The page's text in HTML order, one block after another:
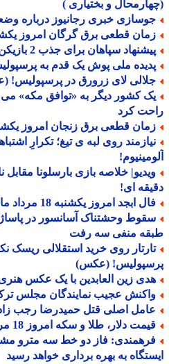
و بختیاری )
خبری رجانیوز درباره
قطعی برق گرگان امروز یکشنبه 18 مرداد (خاموشی
سپاهان برای جذب 2 بازیکن پرسپولیس
ملی پوش یک قدم به پرسپولیس
لای زرورق در پرسپولیس!
کشور دیگر به «توافق مکه» می
کرد
قطعی برق زنجان امروز یکشنبه 18 مرداد (خاموشی برق)
روی لبه ی تیغ؛ تکرارِ
ای!
ابجد امروز یکشنبه 18 مرداد ماه 1405
وحشتناک آسانسور در پاساژ
منفی سه رفت
روی خرید استقلالی ریسک
(عکس)
زین العابدین با یک عکس هنری
عجیب نمایندگان مجلس ترکیه
اصلی قتل حمیدرضا رجب زاده
دلار، طلا و سکه امروز 18 مرداد 1405
فاز دو خط سه مترو مشهد
به بهره برداری خواهد رسید